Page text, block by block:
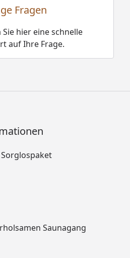
und nützliche
wir für Sie
Fragen
Sie hier eine schnelle
auf Ihre Frage.
Saunagang